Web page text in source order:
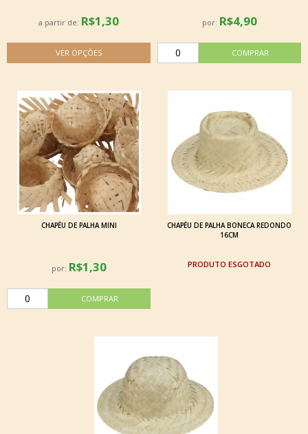
a partir de: R$1,30 por: R$4,90
CHAPÉU DE PALHA MINI
por: R$1,30
CHAPÉU DE PALHA BONECA REDONDO
16CM
ESGOTADO